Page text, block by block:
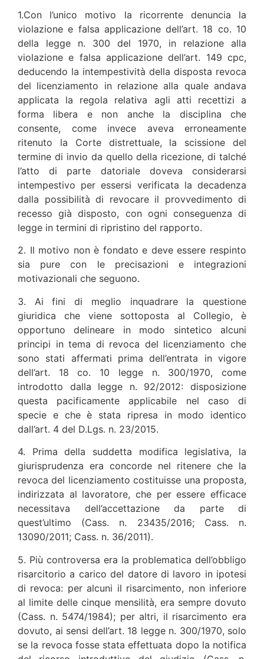
1.Con l’unico motivo la ricorrente denuncia la
violazione e falsa applicazione dell’art. 18 co. 10
della legge n. 300 del 1970, in relazione alla
violazione e falsa applicazione dell’art. 149 cpc,
deducendo la intempestività della disposta revoca
del licenziamento in relazione alla quale andava
applicata la regola relativa agli atti recettizi a
forma libera e non anche la disciplina che
consente, come invece aveva erroneamente
ritenuto la Corte distrettuale, la scissione del
termine di invio da quello della ricezione, di talché
l’atto di parte datoriale doveva considerarsi
intempestivo per essersi verificata la decadenza
dalla possibilità di revocare il provvedimento di
recesso già disposto, con ogni conseguenza di
legge in termini di ripristino del rapporto.
2. Il motivo non è fondato e deve essere respinto
sia pure con le precisazioni e integrazioni
motivazionali che seguono.
3. Ai fini di meglio inquadrare la questione
giuridica che viene sottoposta al Collegio, è
opportuno delineare in modo sintetico alcuni
principi in tema di revoca del licenziamento che
sono stati affermati prima dell’entrata in vigore
dell’art. 18 co. 10 legge n. 300/1970, come
introdotto dalla legge n. 92/2012: disposizione
questa pacificamente applicabile nel caso di
specie e che è stata ripresa in modo identico
dall’art. 4 del D.Lgs. n. 23/2015.
4. Prima della suddetta modifica legislativa, la
giurisprudenza era concorde nel ritenere che la
revoca del licenziamento costituisse una proposta,
indirizzata al lavoratore, che per essere efficace
necessitava dell’accettazione da parte di
quest’ultimo (Cass. n. 23435/2016; Cass. n.
13090/2011; Cass. n. 36/2011).
5. Più controversa era la problematica dell’obbligo
risarcitorio a carico del datore di lavoro in ipotesi
di revoca: per alcuni il risarcimento, non inferiore
al limite delle cinque mensilità, era sempre dovuto
(Cass. n. 5474/1984); per altri, il risarcimento era
dovuto, ai sensi dell’art. 18 legge n. 300/1970, solo
se la revoca fosse stata effettuata dopo la notifica